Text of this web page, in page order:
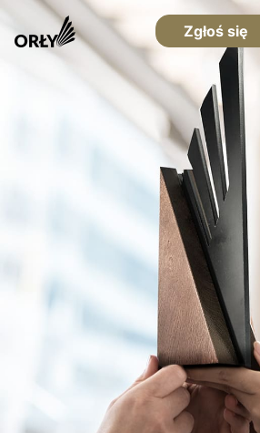
Zgłoś się